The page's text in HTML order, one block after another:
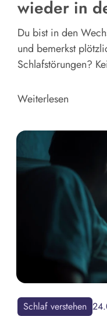
wieder in
Du bist in den
und bemerkst
Schlafstörungen?
Hormonhaushalt.
wirklich dagegen
Weiterlesen
Schlaf verstehen